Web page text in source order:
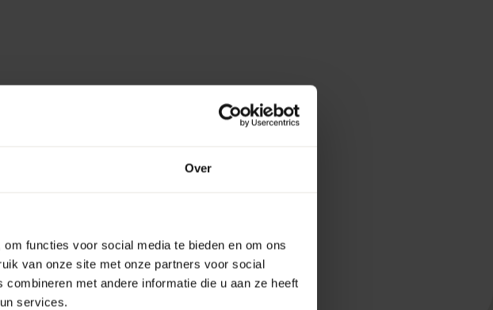
Over
functies voor social media te bieden en om ons
van onze site met onze partners voor social
met andere informatie die u aan ze heeft
services.